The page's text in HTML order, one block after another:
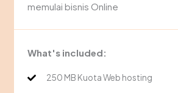
memulai bisnis Online
What's included:
250 MB Kuota Web hosting